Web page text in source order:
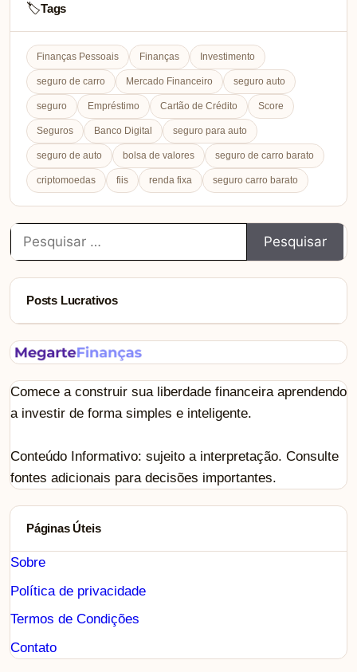
🏷️Tags
Finanças Pessoais Finanças Investimento
seguro de carro Mercado Financeiro seguro auto
seguro Empréstimo Cartão de Crédito Score
Seguros Banco Digital seguro para auto
seguro de auto bolsa de valores seguro de carro barato
criptomoedas fiis renda fixa seguro carro barato
Pesquisar
por:
Posts Lucrativos
Comece a construir sua liberdade financeira aprendendo
a investir de forma simples e inteligente.
Conteúdo Informativo: sujeito a interpretação. Consulte
fontes adicionais para decisões importantes.
Páginas Úteis
Sobre
Política de privacidade
Termos de Condições
Contato